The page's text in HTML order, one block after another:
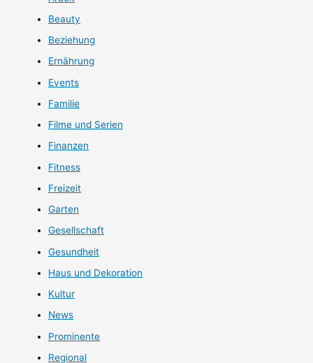
Beauty
Beziehung
Ernährung
Events
Familie
Filme und Serien
Finanzen
Fitness
Freizeit
Garten
Gesellschaft
Gesundheit
Haus und Dekoration
Kultur
News
Prominente
Regional